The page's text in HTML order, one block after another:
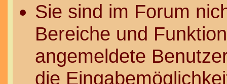
Sie sind im Forum
Bereiche und
angemeldete
die